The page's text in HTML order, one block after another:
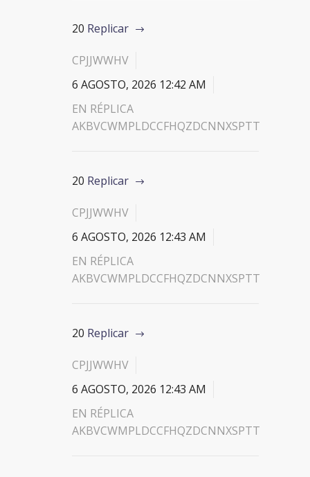
20 Replicar
CPJJWWHV
6 AGOSTO, 2026 12:42 AM
EN RÉPLICA
AKBVCWMPLDCCFHQZDCNNXSPTT
20 Replicar
CPJJWWHV
6 AGOSTO, 2026 12:43 AM
EN RÉPLICA
AKBVCWMPLDCCFHQZDCNNXSPTT
20 Replicar
CPJJWWHV
6 AGOSTO, 2026 12:43 AM
EN RÉPLICA
AKBVCWMPLDCCFHQZDCNNXSPTT